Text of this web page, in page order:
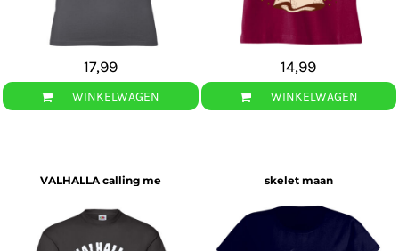
17,99
WINKELWAGEN
14,99
WINKELWAGEN
VALHALLA calling me skelet maan